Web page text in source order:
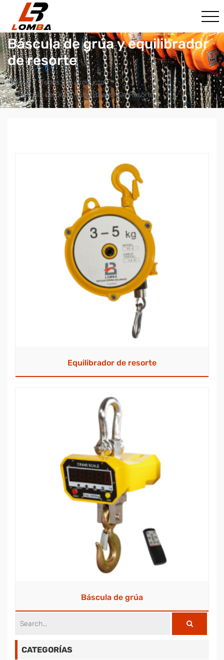
Báscula de grúa y equilibrador
de resorte
HOGAR
Todos Los Productos
Báscula De Grúa Y Equilibrador De Resorte
Equilibrador de resorte
Báscula de grúa
CATEGORÍAS